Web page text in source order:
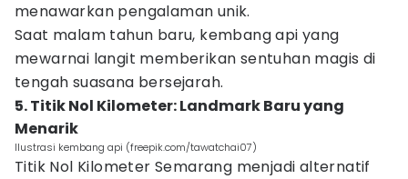
menawarkan pengalaman unik.
Saat malam tahun baru, kembang api yang
mewarnai langit memberikan sentuhan magis di
tengah suasana bersejarah.
5. Titik Nol Kilometer: Landmark Baru yang
Menarik
Ilustrasi kembang api (freepik.com/tawatchai07)
Titik Nol Kilometer Semarang menjadi alternatif